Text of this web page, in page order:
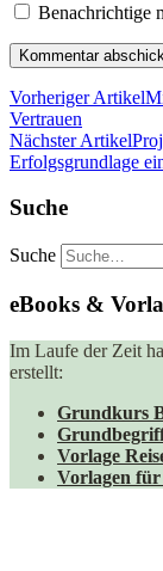
Benachrichtige
Vorheriger Artikel
Vertrauen
Nächster Artikel
Erfolgsgrundlage
Suche
Suche
eBooks &
Im Laufe der Zeit
erstellt:
Grundkurs
Vorlage
Vorlagen für